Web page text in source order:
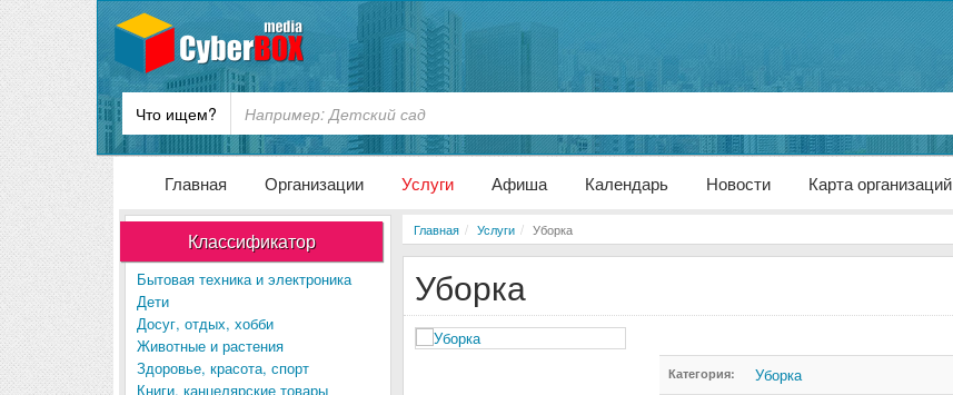
Что ищем?
Главная Организации Услуги Афиша Календарь Новости Карта организаций
Классификатор
Бытовая техника и электроника
Дети
Досуг, отдых, хобби
Животные и растения
Здоровье, красота, спорт
Книги, канцелярские товары
Главная Услуги Уборка
Уборка
Категория: Уборка